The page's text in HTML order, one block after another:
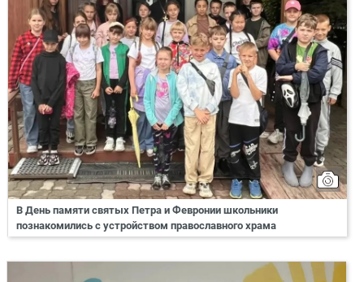
В День памяти святых Петра и Февронии школьники
познакомились с устройством православного храма